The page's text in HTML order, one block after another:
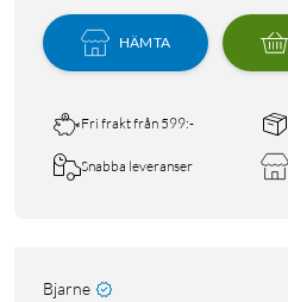
HÄMTA
Fri frakt från 599:-
Snabba leveranser
Bjarne